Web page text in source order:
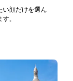
い顔だけを選ん
。